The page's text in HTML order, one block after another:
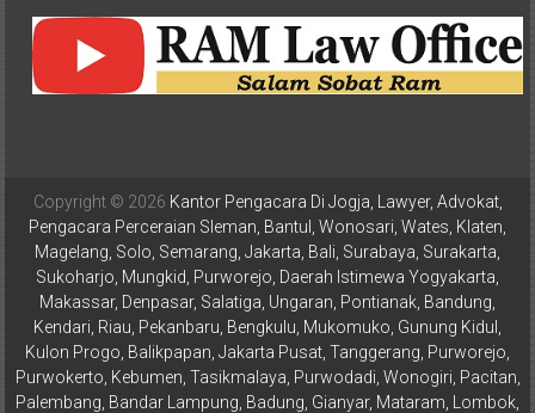
Ungaran,
Pontianak,
Bandung,
Bengkulu,
Mukomuko,
Gunung
Kidul,
Kulon
Progo,
Balikpapan,
Copyright © 2026 Kantor Pengacara Di Jogja, Lawyer, Advokat,
Pengacara Perceraian Sleman, Bantul, Wonosari, Wates, Klaten,
Magelang, Solo, Semarang, Jakarta, Bali, Surabaya, Surakarta,
Sukoharjo, Mungkid, Purworejo, Daerah Istimewa Yogyakarta,
Makassar, Denpasar, Salatiga, Ungaran, Pontianak, Bandung,
Kendari, Riau, Pekanbaru, Bengkulu, Mukomuko, Gunung Kidul,
Kulon Progo, Balikpapan, Jakarta Pusat, Tanggerang, Purworejo,
Purwokerto, Kebumen, Tasikmalaya, Purwodadi, Wonogiri, Pacitan,
Palembang, Bandar Lampung, Badung, Gianyar, Mataram, Lombok,